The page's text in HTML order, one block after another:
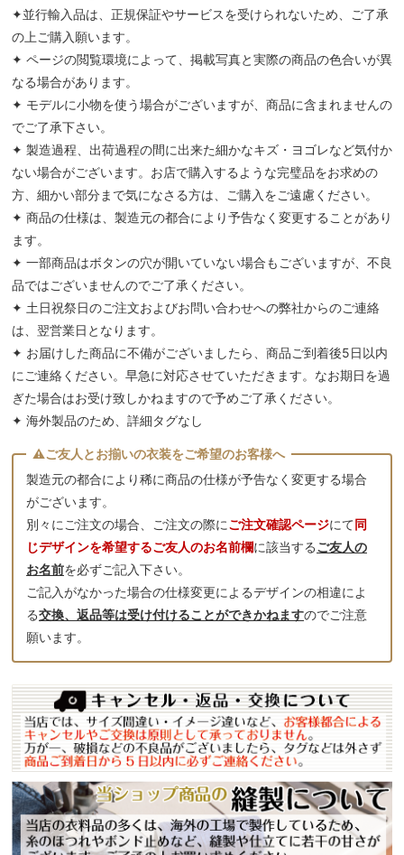
✦並行輸入品は、正規保証やサービスを受けられないため、ご了承
の上ご購入願います。
✦ ページの閲覧環境によって、掲載写真と実際の商品の色合いが異
なる場合があります。
✦ モデルに小物を使う場合がございますが、商品に含まれませんの
でご了承下さい。
✦ 製造過程、出荷過程の間に出来た細かなキズ・ヨゴレなど気付か
ない場合がございます。お店で購入するような完璧品をお求めの
方、細かい部分まで気になさる方は、ご購入をご遠慮ください。
✦ 商品の仕様は、製造元の都合により予告なく変更することがあり
ます。
✦ 一部商品はボタンの穴が開いていない場合もございますが、不良
品ではございませんのでご了承ください。
✦ 土日祝祭日のご注文およびお問い合わせへの弊社からのご連絡
は、翌営業日となります。
✦ お届けした商品に不備がございましたら、商品ご到着後5日以内
にご連絡ください。早急に対応させていただきます。なお期日を過
ぎた場合はお受け致しかねますので予めご了承ください。
✦ 海外製品のため、詳細タグなし
製造元の都合により稀に商品の仕様が予告なく変更する場合
がございます。
別々にご注文の場合、ご注文の際にご注文確認ページにて同
じデザインを希望するご友人のお名前欄に該当するご友人の
お名前を必ずご記入下さい。
ご記入がなかった場合の仕様変更によるデザインの相違によ
る交換、返品等は受け付けることができかねますのでご注意
願います。